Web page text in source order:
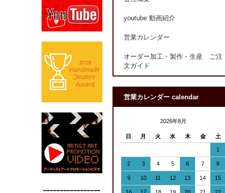
youtube 動画紹介
営業カレンダー
オーダー加工・製作・生産 ご注
文ガイド
営業カレンダー calendar
2026年8月
日 月 火 水 木 金 土
1
2 3 4 5 6 7 8
9 10 11 12 13 14 15